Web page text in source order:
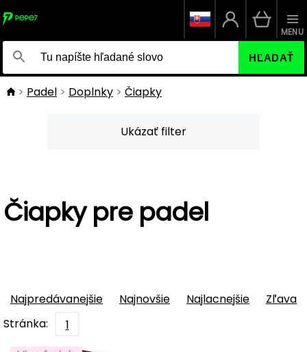
HĽADAŤ
MENU
Padel Doplnky Čiapky
Ukázať filter
Čiapky pre padel
Najpredávanejšie Najnovšie Najlacnejšie
Zľava
Stránka:
1